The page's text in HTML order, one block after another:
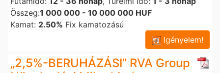
Összeg:1 000 000 - 10 000 000 HUF
Kamat: 2.50% Fix kamatozású
Igényelem!
„2,5%-BERUHÁZÁSI” RVA Group